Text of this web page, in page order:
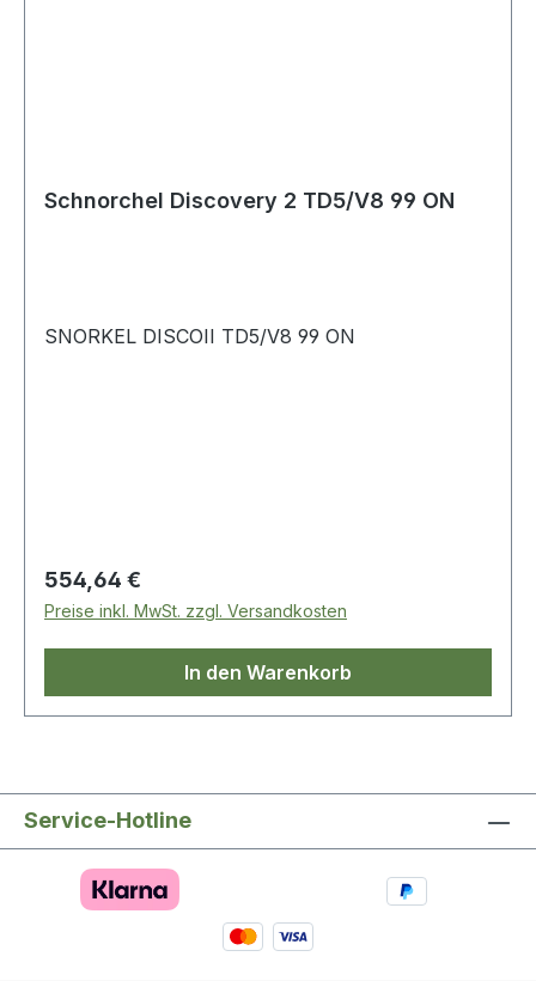
Schnorchel Discovery 2 TD5/V8 99 ON
SNORKEL DISCOII TD5/V8 99 ON
Regulärer Preis:
554,64 €
Preise inkl. MwSt. zzgl. Versandkosten
In den Warenkorb
Service-Hotline